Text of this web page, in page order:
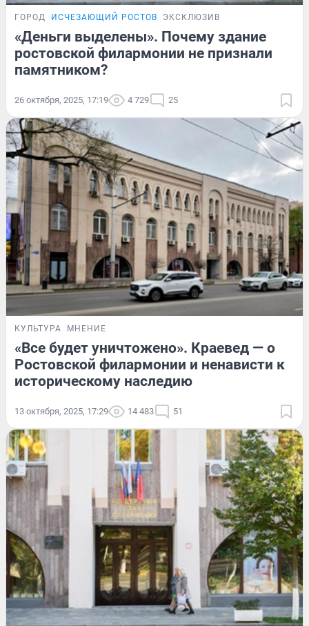
ГОРОД ИСЧЕЗАЮЩИЙ РОСТОВ ЭКСКЛЮЗИВ
«Деньги выделены». Почему здание
ростовской филармонии не признали
памятником?
26 октября, 2025, 17:19 4 729 25
КУЛЬТУРА МНЕНИЕ
«Все будет уничтожено». Краевед — о
Ростовской филармонии и ненависти к
историческому наследию
13 октября, 2025, 17:29 14 483 51